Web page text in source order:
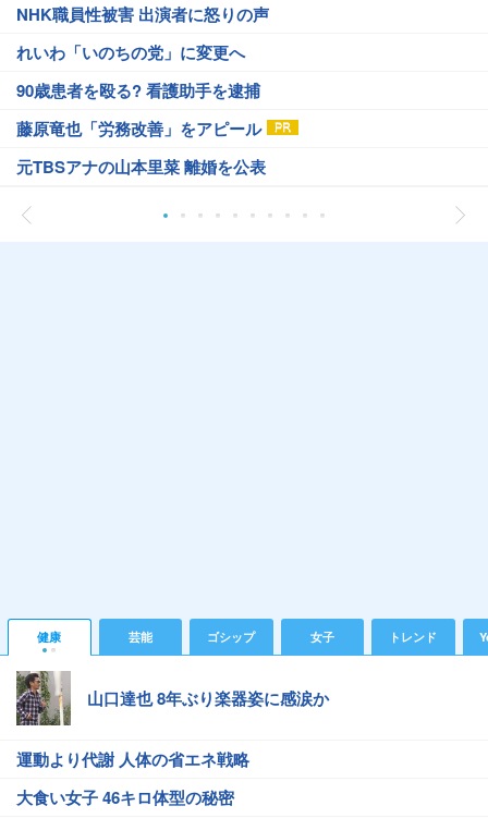
NHK職員性被害 出演者に怒りの声
れいわ「いのちの党」に変更へ
90歳患者を殴る? 看護助手を逮捕
藤原竜也「労務改善」をアピール
元TBSアナの山本里菜 離婚を公表
健康 芸能 ゴシップ 女子 トレンド
山口達也 8年ぶり楽器姿に感涙か
運動より代謝 人体の省エネ戦略
大食い女子 46キロ体型の秘密